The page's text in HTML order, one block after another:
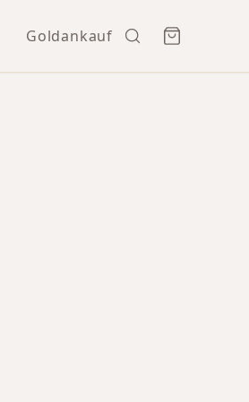
Goldankauf